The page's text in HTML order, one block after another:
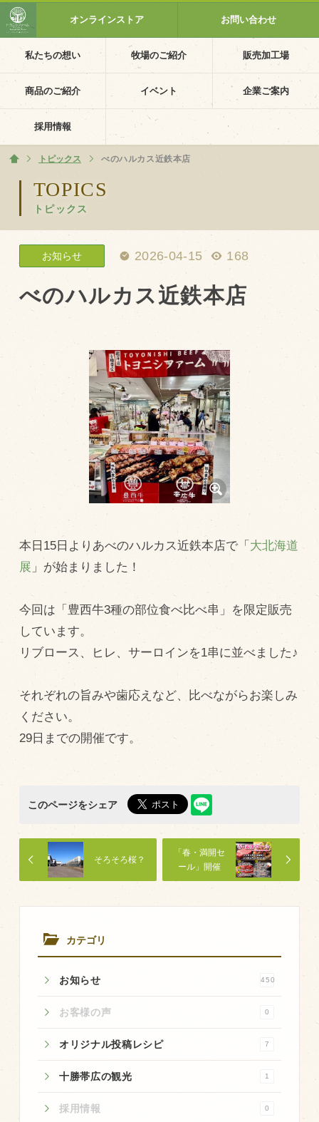
私たちの想い 牧場のご紹介 販売加工場
商品のご紹介 イベント 企業ご案内
採用情報
オンラインストア お問い合わせ
TOPICS
トピックス
ホーム
トピックス べのハルカス近鉄本店
カテゴリ
お知らせ 450
お客様の声 0
オリジナル投稿レシピ 7
十勝帯広の観光 1
採用情報 0
お知らせ 2026-04-15 168
べのハルカス近鉄本店
本日15日よりあべのハルカス近鉄本店で「 大北海道
展 」が始まりました！
今回は「豊西牛3種の部位食べ比べ串」を限定販売
しています。
リブロース、ヒレ、サーロインを1串に並べました♪
それぞれの旨みや歯応えなど、比べながらお楽しみ
ください。
29日までの開催です。
このページをシェア
「春・満開セ
ール」開催
中！４月２１
で。
そろそろ桜？
ホーム
私たちの想い
PV動画
イベントカレンダー
イベント一覧
採用情報
企業ご案内
会社概要・沿革
アクセス
トピックス（新着順）
お知らせ
お客様の声
オリジナル投稿レシピ
十勝帯広の観光
採用情報
牧場の仕事
その他
牧場のご紹介
牧場の仕事
飼育している牛について
環境・堆肥リサイクル
販売加工場
食肉加工場を新設
業務管理体制
品質管理体制
最新の設備
豊西牛
厚切ステーキ
カルビ串
黒にんにく
豊西ソース